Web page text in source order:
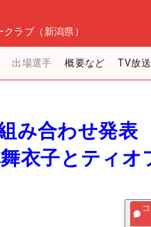
ラブ（新潟県）
出場選手 概要など TV放
み合わせ発
衣子とティオ